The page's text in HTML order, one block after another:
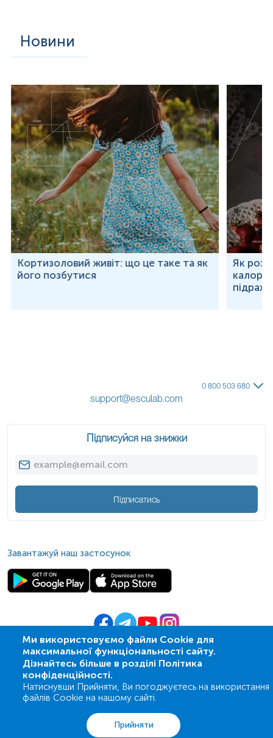
Новини
Кортизоловий живіт: що це таке та як
його позбутися
Як
Ми використовуємо файли Cookie для
максимальної функціональності сайту.
Дізнайтесь більше в розділі Політика
конфіденційності.
Натиснувши Прийняти, Ви погоджуєтесь на використання
файлів Cookie на нашому сайті.
Прийняти
0 800 503 680
support@esculab.com
Підписуйся на знижки
Підписатись
Завантажуй наш застосунок
© 2009- 2026 | ПСМЛ «Ескулаб»
Акції Адреси Кошик